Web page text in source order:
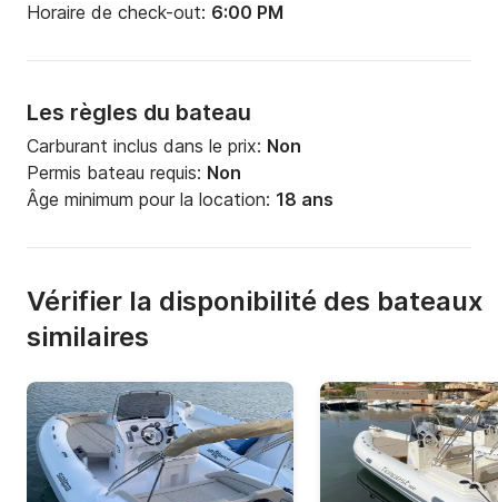
Horaire de check-out: 6:00 PM
Les règles du bateau
Carburant inclus dans le prix: Non
Permis bateau requis: Non
Âge minimum pour la location: 18 ans
Vérifier la disponibilité des bateaux
similaires